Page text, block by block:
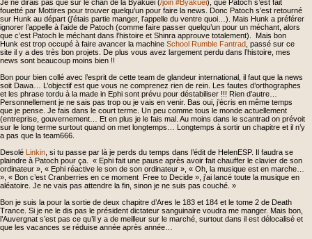
Je ne dirais pas que sur le chan de la Byakuei (/join #Byakuei), que Patoch s’est fait
fouetté par Mottires pour trouver quelqu’un pour faire la news. Donc Patoch s’est retourné
sur Hunk au départ (j’étais partie manger, l’appelle du ventre quoi…). Mais Hunk a préférer
ignorer l’appelle à l’aide de Patoch (comme faire passer quelqu’un pour un méchant, alors
que c’est Patoch le méchant dans l’histoire et Shinra approuve totalement). Mais bon
Hunk est trop occupé à faire avancer la machine School Rumble Fantrad , passé sur ce
site il y a des très bon projets. De plus vous avez largement perdu dans l’histoire, mes
news sont beaucoup moins bien !!
Bon pour bien collé avec l’esprit de cette team de glandeur international, il faut que la news
soit Dawa… L’objectif est que vous ne comprenez rien de rein. Les fautes d’orthographes
et les phrase tordu à la made in Ephi sont prévu pour déstabiliser !!! Rien d’autre…
Personnellement je ne sais pas trop ou je vais en venir. Bas oui, j’écris en même temps
que je pense. Je fais dans le court terme. Un peu comme tous le monde actuellement
(entreprise, gouvernement… Et en plus je le fais mal. Au moins dans le scantrad on prévoit
sur le long terme surtout quand on met longtemps… Longtemps à sortir un chapitre et il n’y
a pas que la team666.
Desolé Linkin , si tu passe par là je perds du temps dans l’édit de HelenESP. Il faudra se
plaindre à Patoch pour ça. « Ephi fait une pause après avoir fait chauffer le clavier de son
ordinateur », « Ephi réactive le son de son ordinateur », « Oh, la musique est en marche…
», « Bon c’est Cranberries en ce moment Free to Decide », j’ai lancé toute la musique en
aléatoire. Je ne vais pas attendre la fin, sinon je ne suis pas couché. »
Bon je suis la pour la sortie de deux chapitre d’Ares le 183 et 184 et le tome 2 de Death
Trance. Si je ne le dis pas le président dictateur sanguinaire voudra me manger. Mais bon,
l’Auvergnat s’est pas ce qu’il y a de meilleur sur le marché, surtout dans il est délocalisé et
que les vacances se réduise année après année…